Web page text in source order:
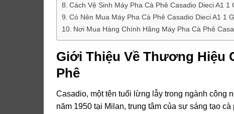
Cách Vệ Sinh Máy Pha Cà Phê Casadio Dieci A1
Có Nên Mua Máy Pha Cà Phê Casadio Dieci A1 1
Nơi Mua Hàng Chính Hãng Máy Pha Cà Phê
Giới Thiệu Về Thương Hiệu
Phê
Casadio, một tên tuổi lừng lẫy trong ngành công
năm 1950 tại Milan, trung tâm của sự sáng tạo